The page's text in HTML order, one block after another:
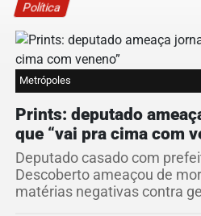
Política
Metrópoles
Prints: deputado
que “vai pra cima com
Deputado casado com
Descoberto ameaçou de
matérias negativas contra